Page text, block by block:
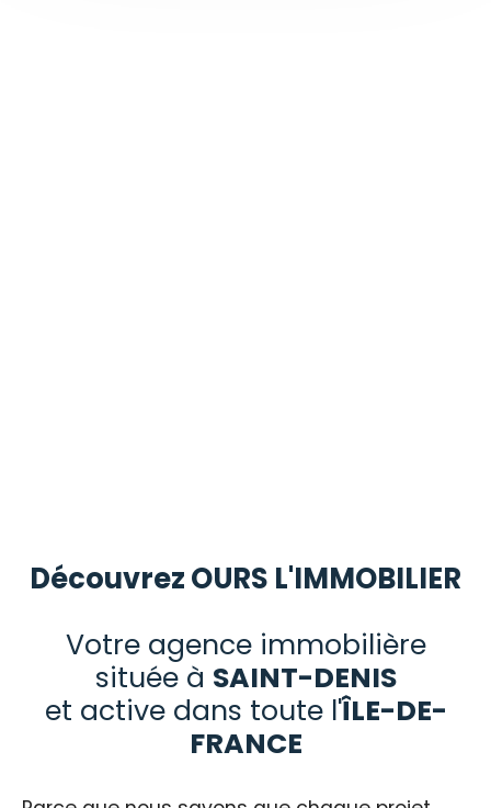
Découvrez OURS L'IMMOBILIER
Votre agence immobilière
située à SAINT-DENIS
et active dans toute l'ÎLE-DE-
FRANCE